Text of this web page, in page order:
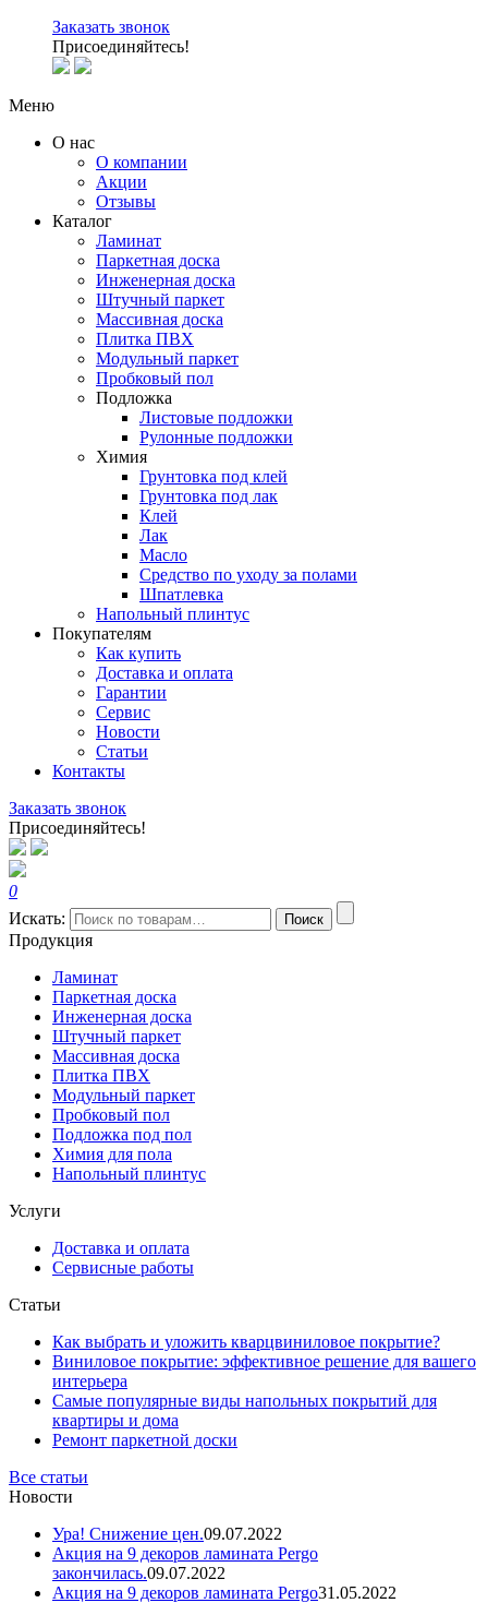
Заказать звонок
Присоединяйтесь!
Меню
О нас
О компании
Акции
Отзывы
Каталог
Ламинат
Паркетная доска
Инженерная доска
Штучный паркет
Массивная доска
Плитка ПВХ
Модульный паркет
Пробковый пол
Подложка
Листовые подложки
Рулонные подложки
Химия
Грунтовка под клей
Грунтовка под лак
Клей
Лак
Масло
Средство по уходу за полами
Шпатлевка
Напольный плинтус
Покупателям
Как купить
Доставка и оплата
Гарантии
Сервис
Новости
Статьи
Контакты
Заказать звонок
Присоединяйтесь!
0
Искать:
Поиск
Продукция
Ламинат
Паркетная доска
Инженерная доска
Штучный паркет
Массивная доска
Плитка ПВХ
Модульный паркет
Пробковый пол
Подложка под пол
Химия для пола
Напольный плинтус
Услуги
Доставка и оплата
Сервисные работы
Статьи
Как выбрать и уложить кварцвиниловое покрытие?
Виниловое покрытие: эффективное решение для вашего
интерьера
Самые популярные виды напольных покрытий для
квартиры и дома
Ремонт паркетной доски
Все статьи
Новости
Ура! Снижение цен.09.07.2022
Акция на 9 декоров ламината Pergo
закончилась.09.07.2022
Акция на 9 декоров ламината Pergo31.05.2022